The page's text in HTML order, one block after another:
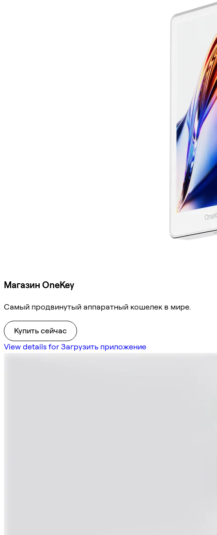
Магазин OneKey
Самый продвинутый аппаратный кошелек в мире.
Купить сейчас
View details for Загрузить приложение